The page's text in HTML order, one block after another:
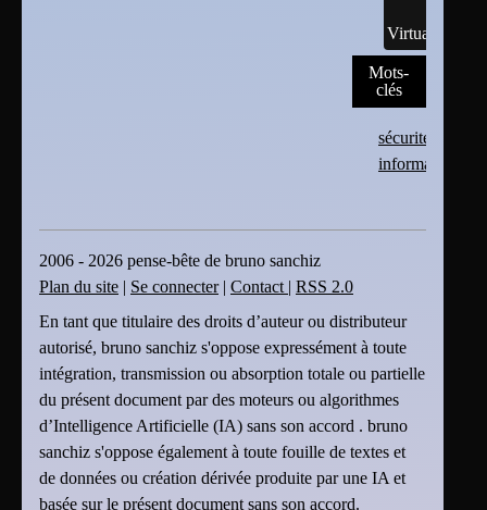
Virtualisation
Mots-
clés
sécurité
informatique
2006 - 2026 pense-bête de bruno sanchiz
Plan du site | Se connecter| Contact | RSS 2.0
En tant que titulaire des droits d’auteur ou distributeur
autorisé, bruno sanchiz s'oppose expressément à toute
intégration, transmission ou absorption totale ou partielle
du présent document par des moteurs ou algorithmes
d’Intelligence Artificielle (IA) sans son accord . bruno
sanchiz s'oppose également à toute fouille de textes et
de données ou création dérivée produite par une IA et
basée sur le présent document sans son accord.